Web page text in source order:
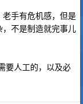
手有危机感，但是
不是制造就完事儿
要人工的，以及必